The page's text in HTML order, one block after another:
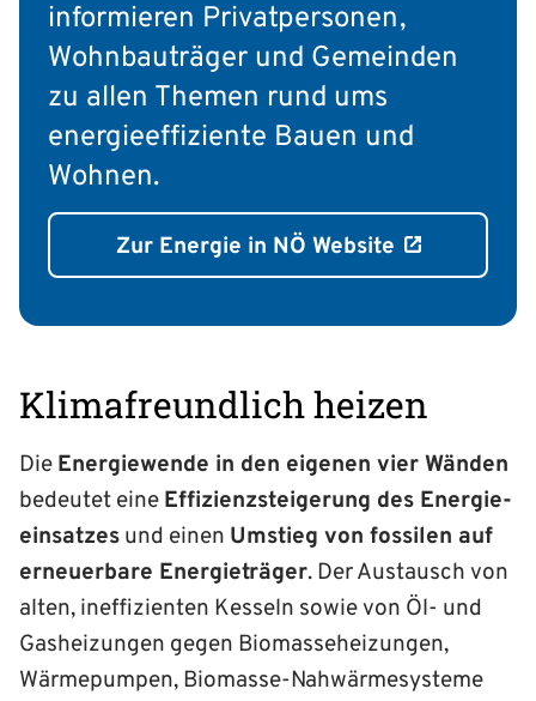
informieren Privat­personen,
Wohnbau­träger und Gemeinden
zu allen Themen rund ums
energie­effiziente Bauen und
Wohnen.
Zur Energie in NÖ Website
Klimafreundlich heizen
Die Energiewende in den eigenen vier Wänden
bedeutet eine Effizienz­steigerung des Energie­
einsatzes und einen Umstieg von fossilen auf
erneuerbare Energieträger. Der Austausch von
alten, ineffizienten Kesseln sowie von Öl- und
Gasheizungen gegen Biomasse­heizungen,
Wärmepumpen, Biomasse-Nahwärme­systeme